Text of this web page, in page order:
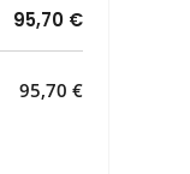
95,70 €
95,70 €